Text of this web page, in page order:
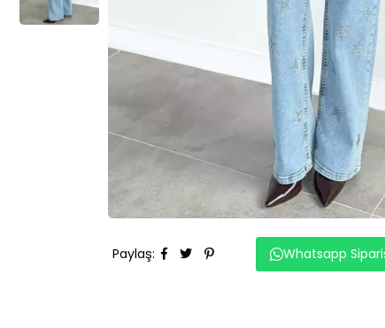
Paylaş: Whatsapp